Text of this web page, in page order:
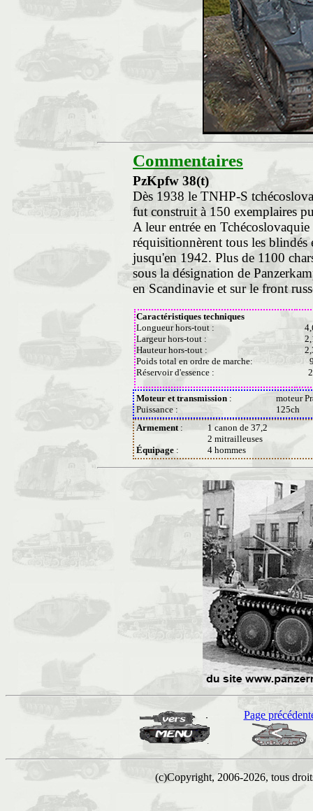
Commentaires
PzKpfw 38(t)
Dès 1938 le TNHP-S
fut construit à 150 exemplaires
A leur entrée en
réquisitionnèrent tous les
jusqu'en 1942. Plus de 1100
sous la désignation de
en Scandinavie et sur le front
Caractéristiques techniques
Longueur hors-tout :
Largeur hors-tout :
Hauteur hors-tout :
Poids total en ordre de marche:
Réservoir d'essence :
Moteur et transmission :
Puissance :
moteur
125ch
Armement:
Équipage :
1 canon de 37,2
2 mitrailleuses
4 hommes
Page
(c)Copyright, 2006-2026, tous